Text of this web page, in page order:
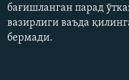
720p
бағишланган парад
вазирлиги ваъда
бермади.